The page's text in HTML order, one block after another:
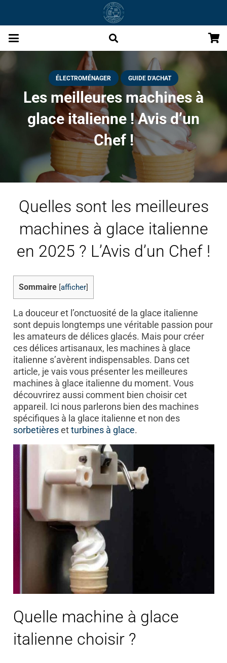
ÉLECTROMÉNAGER GUIDE D'ACHAT
Les meilleures machines à
glace italienne ! Avis d’un
Chef !
Quelles sont les meilleures
machines à glace italienne
en 2025 ? L’Avis d’un Chef !
Sommaire afficher]
La douceur et l’onctuosité de la glace italienne
sont depuis longtemps une véritable passion pour
les amateurs de délices glacés. Mais pour créer
ces délices artisanaux, les machines à glace
italienne s’avèrent indispensables. Dans cet
article, je vais vous présenter les meilleures
machines à glace italienne du moment. Vous
découvrirez aussi comment bien choisir cet
appareil. Ici nous parlerons bien des machines
spécifiques à la glace italienne et non des
sorbetièresetturbines à glace.
Quelle machine à glace
italienne choisir ?